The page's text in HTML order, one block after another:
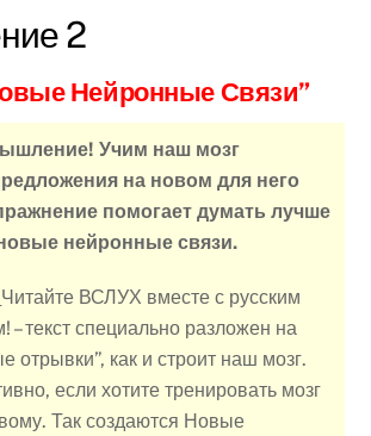
2
Нейронные Связи”
Учим наш мозг
на новом для него
помогает думать лучше
нейронные связи.
Читайте ВСЛУХ вместе с русским
– текст специально разложен на
отрывки”, как и строит наш мозг.
если хотите тренировать мозг
Так создаются Новые